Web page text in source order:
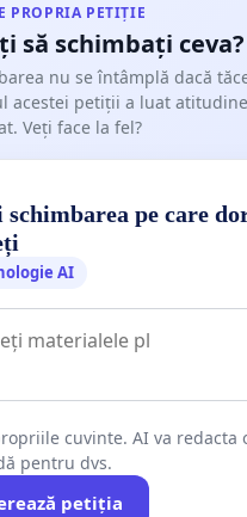
PROPRIA PETIȚIE
să schimbați ceva?
nu se întâmplă dacă
acestei petiții a luat
Veți face la fel?
schimbarea pe care
AI
cuvinte. AI va redacta
pentru dvs.
petiția